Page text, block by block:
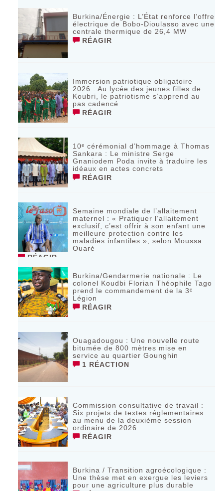
Burkina/Énergie : L’État renforce l’offre
électrique de Bobo-Dioulasso avec une
centrale thermique de 26,4 MW
RÉAGIR
Immersion patriotique obligatoire
2026 : Au lycée des jeunes filles de
Koubri, le patriotisme s’apprend au
pas cadencé
RÉAGIR
10ᵉ cérémonial d’hommage à Thomas
Sankara : Le ministre Serge
Gnaniodem Poda invite à traduire les
idéaux en actes concrets
RÉAGIR
Semaine mondiale de l’allaitement
maternel : « Pratiquer l’allaitement
exclusif, c’est offrir à son enfant une
meilleure protection contre les
maladies infantiles », selon Moussa
Ouaré
RÉAGIR
Burkina/Gendarmerie nationale : Le
colonel Koudbi Florian Théophile Tago
prend le commandement de la 3ᵉ
Légion
RÉAGIR
Ouagadougou : Une nouvelle route
bitumée de 800 mètres mise en
service au quartier Gounghin
1 RÉACTION
Commission consultative de travail :
Six projets de textes réglementaires
au menu de la deuxième session
ordinaire de 2026
RÉAGIR
Burkina / Transition agroécologique :
Une thèse met en exergue les leviers
pour une agriculture plus durable